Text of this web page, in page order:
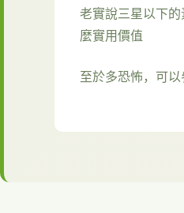
老實說三星以下
麼實用價值
至於多恐怖，可